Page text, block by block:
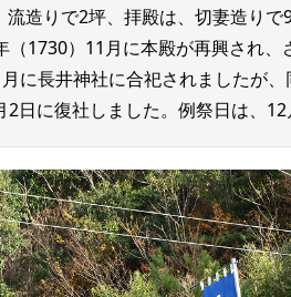
造りで2坪、拝殿は、切妻造りで
1730）11月に本殿が再興され
に長井神社に合祀されましたが
日に復社しました。例祭日は、12